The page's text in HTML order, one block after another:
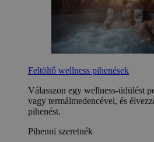
Feltöltő wellness pihenések
Válasszon egy wellness-üdülést
vagy termálmedencével, és
pihenést.
Pihenni szeretnék